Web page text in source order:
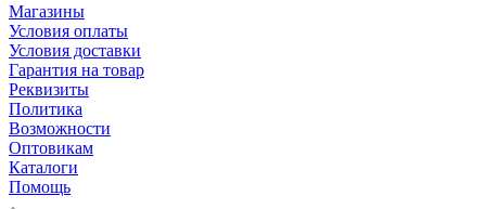
Магазины
Условия оплаты
Условия доставки
Гарантия на товар
Реквизиты
Политика
Возможности
Оптовикам
Каталоги
Помощь